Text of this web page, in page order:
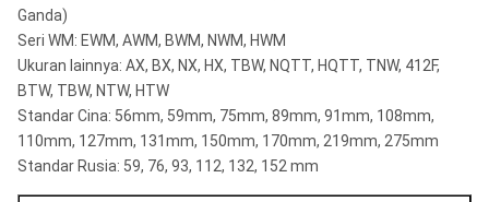
Ganda)
Seri WM: EWM, AWM, BWM, NWM, HWM
Ukuran lainnya: AX, BX, NX, HX, TBW, NQTT, HQTT, TNW, 412F,
BTW, TBW, NTW, HTW
Standar Cina: 56mm, 59mm, 75mm, 89mm, 91mm, 108mm,
110mm, 127mm, 131mm, 150mm, 170mm, 219mm, 275mm
Standar Rusia: 59, 76, 93, 112, 132, 152 mm